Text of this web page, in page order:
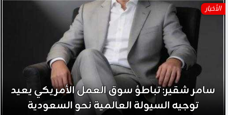
الأخبار
سامر شقير: تباطؤ سوق العمل الأمريكي يعيد
توجيه السيولة العالمية نحو السعودية